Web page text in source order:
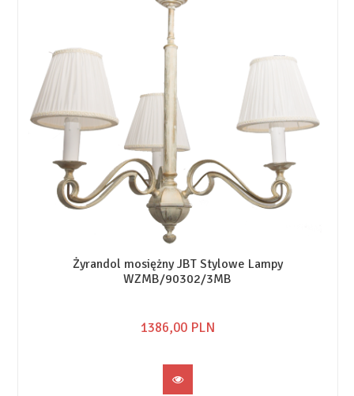
Żyrandol mosiężny JBT Stylowe Lampy
WZMB/90302/3MB
1386,00PLN